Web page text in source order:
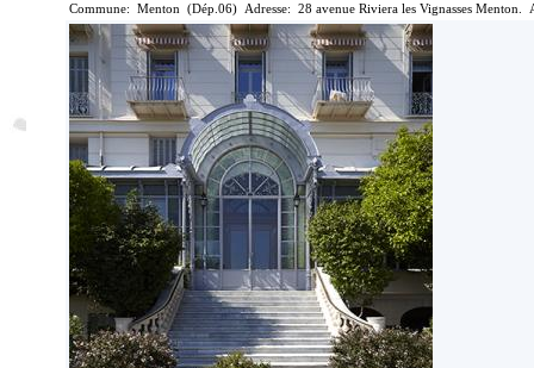
Commune: Menton (Dép.06) Adresse: 28 avenue Riviera les Vignasses